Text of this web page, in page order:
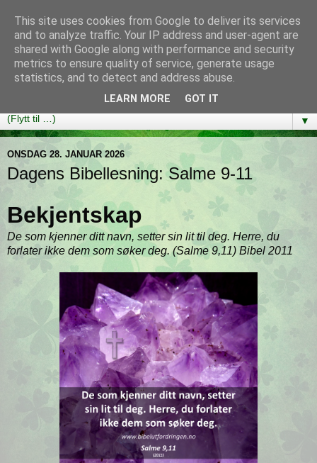
Bibelutfordringen
En bibelleseplan som hjelper deg med å lese gjennom hele
Bibelen på ett år!
▼
ONSDAG 28. JANUAR 2026
Dagens Bibellesning: Salme 9-11
Bekjentskap
De som kjenner ditt navn, setter sin lit til deg. Herre, du
forlater ikke dem som søker deg. (Salme 9,11) Bibel 2011
This site uses cookies from Google to deliver its services
and to analyze traffic. Your IP address and user-agent are
shared with Google along with performance and security
metrics to ensure quality of service, generate usage
statistics, and to detect and address abuse.
LEARN MORE GOT IT